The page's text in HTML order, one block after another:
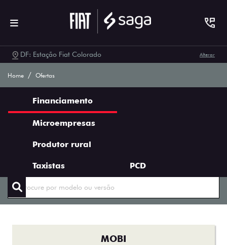
DF: Estação Fiat Colorado Alterar
Home Ofertas
Financiamento
Microempresas
Produtor rural
Taxistas PCD
Ofertas Saga Fiat
MOBI